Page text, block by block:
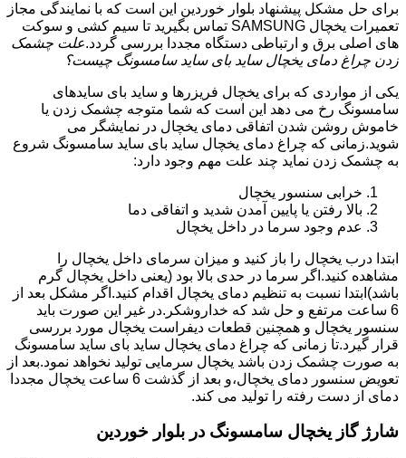
برای حل مشکل پیشنهاد بلوار خوردین این است که با نمایندگی مجاز
تعمیرات یخچال SAMSUNG تماس بگیرید تا سیم کشی و سوکت
های اصلی برق و ارتباطی دستگاه مجددا بررسی گردد.علت چشمک
زدن چراغ دمای یخچال ساید بای ساید سامسونگ چیست؟
یکی از مواردی که برای یخچال فریزرها و ساید بای سایدهای
سامسونگ رخ می دهد این است که شما متوجه چشمک زدن یا
خاموش روشن شدن اتفاقی دمای یخچال در نمایشگر می
شوید.زمانی که چراغ دمای یخچال ساید بای ساید سامسونگ شروع
به چشمک زدن نماید چند علت مهم وجود دارد:
خرابی سنسور یخچال
بالا رفتن یا پایین آمدن شدید و اتفاقی دما
عدم وجود سرما در داخل یخچال
ابتدا درب یخچال را باز کنید و میزان سرمای داخل یخچال را
مشاهده کنید.اگر سرما در حدی بالا بود (یعنی داخل یخچال گرم
باشد)ابتدا نسبت به تنظیم دمای یخچال اقدام کنید.اگر مشکل بعد از
6 ساعت مرتفع و حل شد که خداروشکر.در غیر این صورت باید
سنسور یخچال و همچنین قطعات دیفراست یخچال مورد بررسی
قرار گیرد.تا زمانی که چراغ دمای یخچال ساید بای ساید سامسونگ
به صورت چشمک زدن باشد یخچال سرمایی تولید نخواهد نمود.بعد از
تعویض سنسور دمای یخچال،و بعد از گذشت 6 ساعت یخچال مجددا
دمای از دست رفته را تولید می کند.
شارژ گاز یخچال سامسونگ در بلوار خوردین